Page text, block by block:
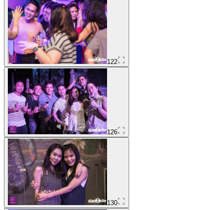
122
126
130